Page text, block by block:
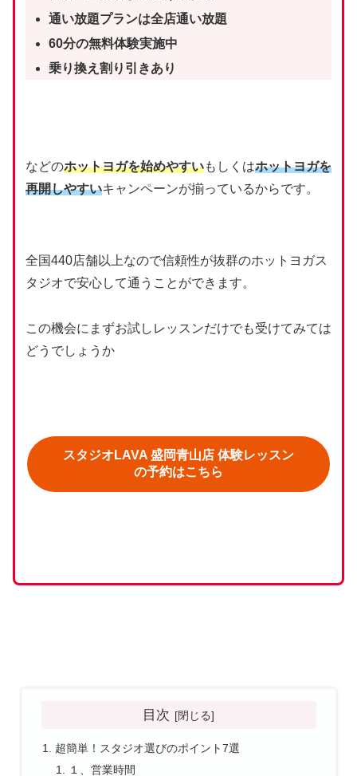
通い放題プランは全店通い放題
60分の無料体験実施中
乗り換え割り引きあり
などのホットヨガを始めやすいもしくはホットヨガを
再開しやすいキャンペーンが揃っているからです。
全国440店舗以上なので信頼性が抜群のホットヨガス
タジオで安心して通うことができます。
この機会にまずお試しレッスンだけでも受けてみては
どうでしょうか
スタジオLAVA 盛岡青山店 体験レッスン
の予約はこちら
目次
超簡単！スタジオ選びのポイント7選
１、営業時間